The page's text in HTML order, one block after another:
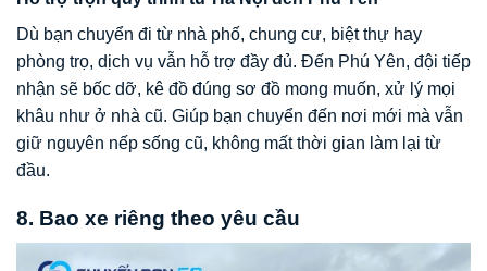
Dù bạn chuyển đi từ nhà phố, chung cư, biệt thự hay
phòng trọ, dịch vụ vẫn hỗ trợ đầy đủ. Đến Phú Yên, đội tiếp
nhận sẽ bốc dỡ, kê đồ đúng sơ đồ mong muốn, xử lý mọi
khâu như ở nhà cũ. Giúp bạn chuyển đến nơi mới mà vẫn
giữ nguyên nếp sống cũ, không mất thời gian làm lại từ
đầu.
8. Bao xe riêng theo yêu cầu